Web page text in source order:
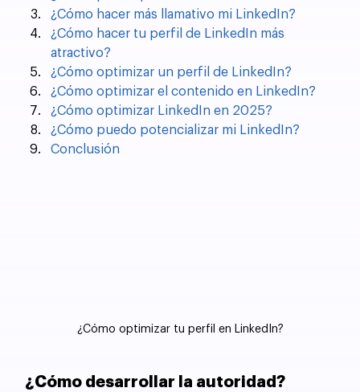
¿Cómo hacer más llamativo mi LinkedIn?
¿Cómo hacer tu perfil de LinkedIn más
atractivo?
¿Cómo optimizar un perfil de LinkedIn?
¿Cómo optimizar el contenido en LinkedIn?
¿Cómo optimizar LinkedIn en 2025?
¿Cómo puedo potencializar mi LinkedIn?
Conclusión
¿Cómo optimizar tu perfil en LinkedIn?
¿Cómo desarrollar la autoridad?